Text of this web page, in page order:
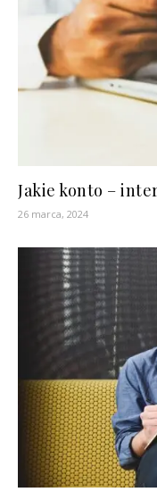
Jakie konto –
26 marca, 2024